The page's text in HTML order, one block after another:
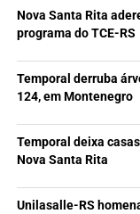
Nova Santa Rita
programa do TCE-RS
Temporal derruba
124, em Montenegro
Temporal deixa
Nova Santa Rita
Unilasalle-RS